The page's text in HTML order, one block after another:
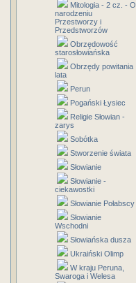
Mitologia - 2 cz. - O
narodzeniu
Przestworzy i
Przedstworzów
Obrzędowość
starosłowiańska
Obrzędy powitania
lata
Perun
Pogański Łysiec
Religie Słowian -
zarys
Sobótka
Stworzenie świata
Słowianie
Słowianie -
ciekawostki
Słowianie Połabscy
Słowianie
Wschodni
Słowiańska dusza
Ukraiński Olimp
W kraju Peruna,
Swaroga i Welesa